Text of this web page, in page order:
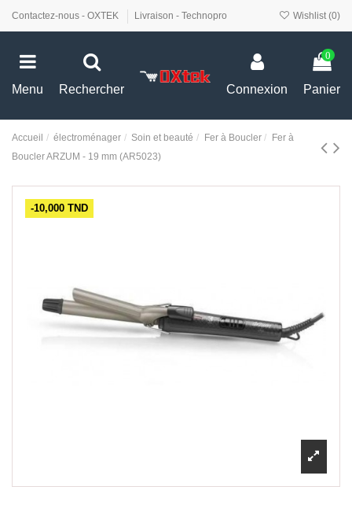
Contactez-nous - OXTEK Livraison - Technopro Wishlist (0)
Menu Rechercher Connexion
0
Panier
Accueil électroménager Soin et beauté Fer à Boucler
Fer à
Boucler ARZUM - 19 mm (AR5023)
-10,000 TND